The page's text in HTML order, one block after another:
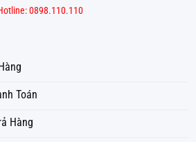
0898.110.110
Toán
Hàng